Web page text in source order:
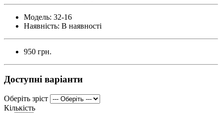
Модель: 32-16
Наявність: В наявності
950 грн.
Доступні варіанти
Оберіть зріст
Кількість